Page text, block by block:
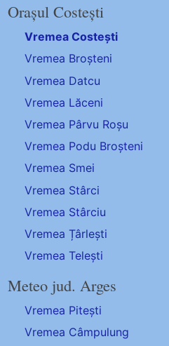
Orașul Costești
Vremea Costești
Vremea Broșteni
Vremea Datcu
Vremea Lăceni
Vremea Pârvu Roșu
Vremea Podu Broșteni
Vremea Smei
Vremea Stârci
Vremea Stârciu
Vremea Țârlești
Vremea Telești
Meteo jud. Arges
Vremea Pitești
Vremea Câmpulung